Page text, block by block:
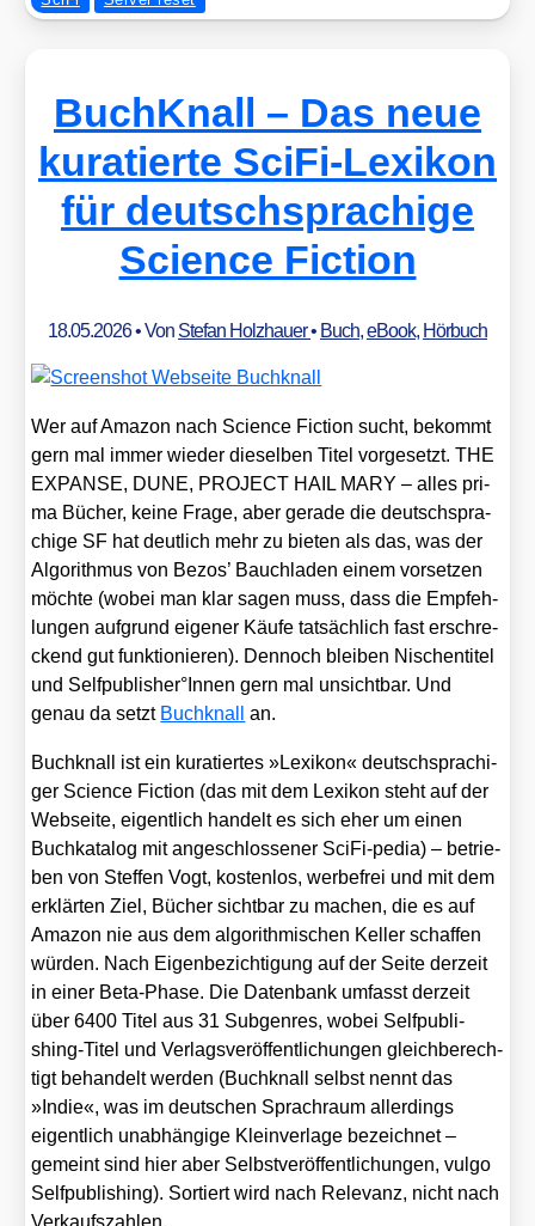
BuchKnall – Das neue
kuratierte SciFi-Lexikon
für deutschsprachige
Science Fiction
18.05.2026• Von Stefan Holzhauer• Buch,eBook, Hörbuch
Wer auf Ama­zon nach Sci­ence Fic­tion sucht, bekommt
gern mal immer wie­der die­sel­ben Titel vor­ge­setzt. THE
EXPANSE, DUNE, PROJECT HAIL MARY – alles pri­
ma Bücher, kei­ne Fra­ge, aber gera­de die deutsch­spra­
chi­ge SF hat deut­lich mehr zu bie­ten als das, was der
Algo­rith­mus von Bezos’ Bauch­la­den einem vor­set­zen
möch­te (wobei man klar sagen muss, dass die Emp­feh­
lun­gen auf­grund eige­ner Käu­fe tat­säch­lich fast erschre­
ckend gut funk­tio­nie­ren). Den­noch blei­ben Nischen­ti­tel
und Selfpublisher°Innen gern mal unsicht­bar. Und
genau da setzt Buch­knall an.
Buch­knall ist ein kura­tier­tes »Lexi­kon« deutsch­spra­chi­
ger Sci­ence Fic­tion (das mit dem Lexi­kon steht auf der
Web­sei­te, eigent­lich han­delt es sich eher um einen
Buch­ka­ta­log mit ange­schlos­se­ner Sci­Fi-pedia) – betrie­
ben von Stef­fen Vogt, kos­ten­los, wer­be­frei und mit dem
erklär­ten Ziel, Bücher sicht­bar zu machen, die es auf
Ama­zon nie aus dem algo­rith­mi­schen Kel­ler schaf­fen
wür­den. Nach Eigen­be­zich­ti­gung auf der Sei­te der­zeit
in einer Beta-Pha­se. Die Daten­bank umfasst der­zeit
über 6400 Titel aus 31 Sub­gen­res, wobei Self­pu­bli­
shing-Titel und Ver­lags­ver­öf­fent­li­chun­gen gleich­be­rech­
tigt behan­delt wer­den (Buch­knall selbst nennt das
»Indie«, was im deut­schen Sprach­raum aller­dings
eigent­lich unab­hän­gi­ge Klein­ver­la­ge bezeich­net –
gemeint sind hier aber Selbst­ver­öf­fent­li­chun­gen, vul­go
Self­pu­bli­shing). Sor­tiert wird nach Rele­vanz, nicht nach